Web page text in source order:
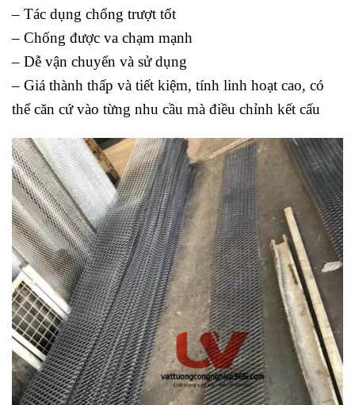
– Tác dụng chống trượt tốt
– Chống được va chạm mạnh
– Dễ vận chuyển và sử dụng
– Giá thành thấp và tiết kiệm, tính linh hoạt cao, có
thể căn cứ vào từng nhu cầu mà điều chỉnh kết cấu